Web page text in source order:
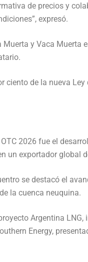
de precios y
expresó.
Muerta y Vaca Muerta
ciento de la nueva
2026 fue el
un exportador global
se destacó el
la cuenca neuquina.
Argentina
Energy,